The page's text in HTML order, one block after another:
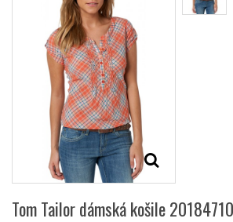
Tom Tailor dámská košile